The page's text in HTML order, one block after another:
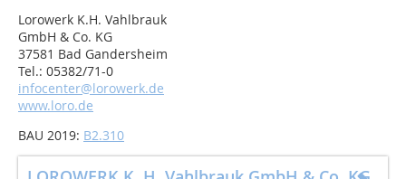
Lorowerk K.H. Vahlbrauk
GmbH & Co. KG
37581 Bad Gandersheim
Tel.: 05382/71-0
infocenter@lorowerk.de
www.loro.de
BAU 2019: B2.310